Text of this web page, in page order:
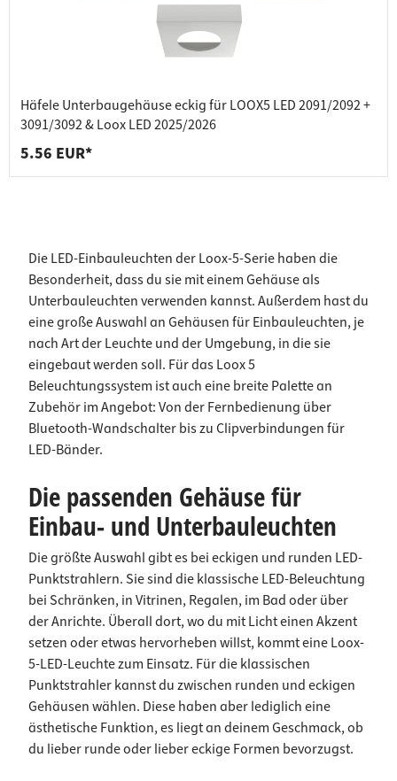
Häfele Unterbaugehäuse eckig für LOOX5 LED 2091/2092 +
3091/3092 & Loox LED 2025/2026
5.56 EUR*
Die LED-Einbauleuchten der Loox-5-Serie haben die
Besonderheit, dass du sie mit einem Gehäuse als
Unterbauleuchten verwenden kannst. Außerdem hast du
eine große Auswahl an Gehäusen für Einbauleuchten, je
nach Art der Leuchte und der Umgebung, in die sie
eingebaut werden soll. Für das Loox 5
Beleuchtungssystem ist auch eine breite Palette an
Zubehör im Angebot: Von der Fernbedienung über
Bluetooth-Wandschalter bis zu Clipverbindungen für
LED-Bänder.
Die passenden Gehäuse für
Einbau- und Unterbauleuchten
Die größte Auswahl gibt es bei eckigen und runden LED-
Punktstrahlern. Sie sind die klassische LED-Beleuchtung
bei Schränken, in Vitrinen, Regalen, im Bad oder über
der Anrichte. Überall dort, wo du mit Licht einen Akzent
setzen oder etwas hervorheben willst, kommt eine Loox-
5-LED-Leuchte zum Einsatz. Für die klassischen
Punktstrahler kannst du zwischen runden und eckigen
Gehäusen wählen. Diese haben aber lediglich eine
ästhetische Funktion, es liegt an deinem Geschmack, ob
du lieber runde oder lieber eckige Formen bevorzugst.